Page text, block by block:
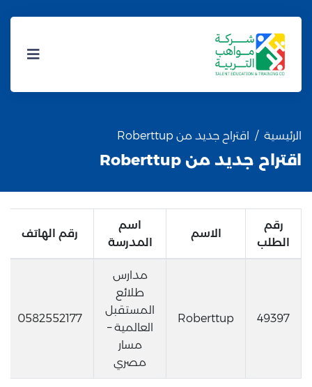
الرئيسية اقتراح جديد من Roberttup
اقتراح جديد من Roberttup
رقم
الطلب
الاسم
اسم
المدرسة
رقم الهاتف
49397
Roberttup
مدارس
طلائع
المستقبل
العالمية –
مسار
مصري
0582552177